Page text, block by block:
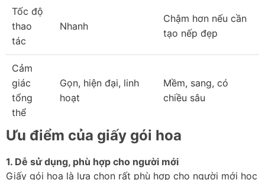
Tốc độ
thao
tác
Nhanh
Chậm hơn nếu cần
tạo nếp đẹp
Cảm
giác
tổng
thể
Gọn, hiện đại, linh
hoạt
Mềm, sang, có
chiều sâu
Ưu điểm của giấy gói hoa
1. Dễ sử dụng, phù hợp cho người mới
Giấy gói hoa là lựa chọn rất phù hợp cho người mới học